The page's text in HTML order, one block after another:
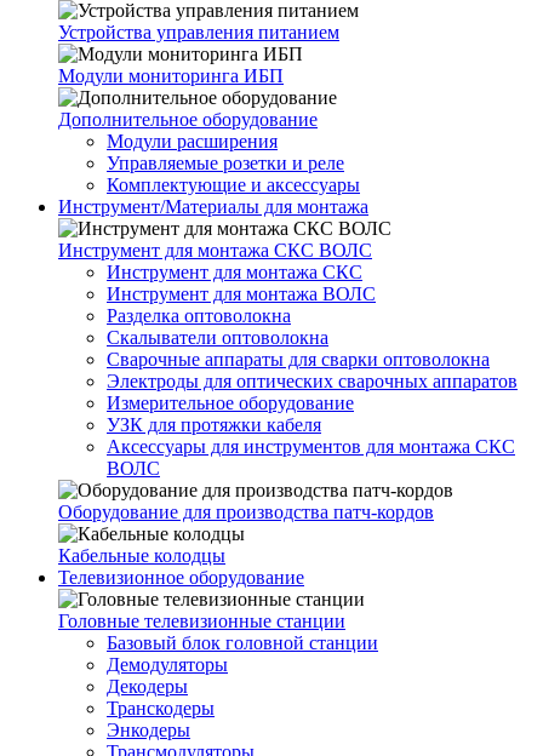
Устройства управления питанием
Модули мониторинга ИБП
Дополнительное оборудование
Модули расширения
Управляемые розетки и реле
Комплектующие и аксессуары
Инструмент/Материалы для монтажа
Инструмент для монтажа СКС ВОЛС
Инструмент для монтажа СКС
Инструмент для монтажа ВОЛС
Разделка оптоволокна
Скалыватели оптоволокна
Сварочные аппараты для сварки оптоволокна
Электроды для оптических сварочных аппаратов
Измерительное оборудование
УЗК для протяжки кабеля
Аксессуары для инструментов для монтажа СКС
ВОЛС
Оборудование для производства патч-кордов
Кабельные колодцы
Телевизионное оборудование
Головные телевизионные станции
Базовый блок головной станции
Демодуляторы
Декодеры
Транскодеры
Энкодеры
Трансмодуляторы